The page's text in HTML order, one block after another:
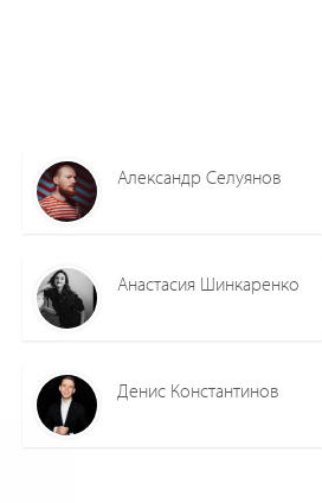
Александр Селуянов
Анастасия Шинкаренко
Денис Константинов